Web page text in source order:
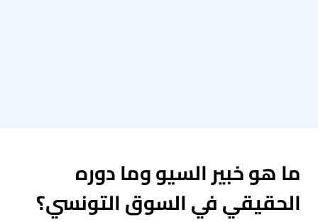
ما هو خبير السيو وما دوره
الحقيقي في السوق التونسي؟